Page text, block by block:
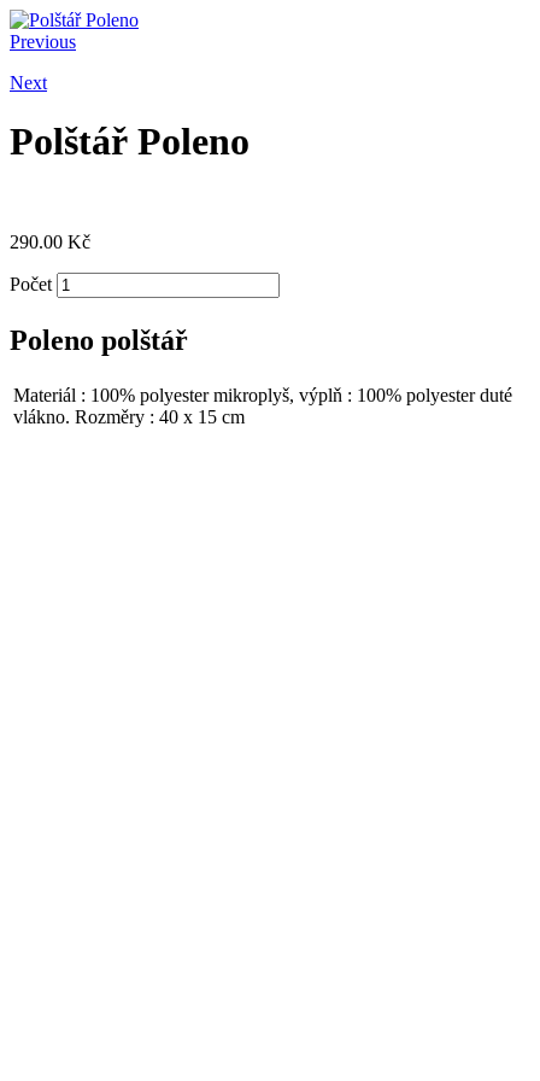
Previous
Next
Polštář Poleno
290.00 Kč
Počet
Poleno polštář
Materiál : 100% polyester mikroplyš, výplň : 100% polyester duté
vlákno. Rozměry : 40 x 15 cm